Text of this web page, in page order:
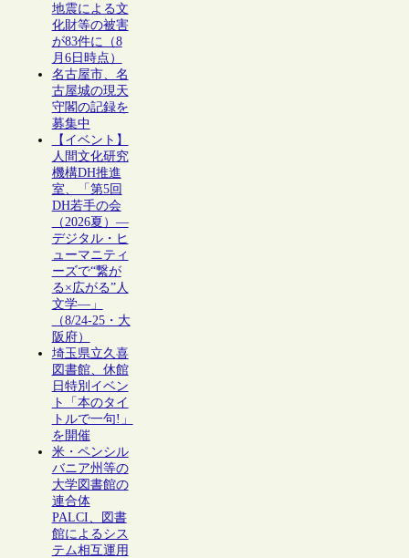
地震による文
化財等の被害
が83件に（8
月6日時点）
名古屋市、名
古屋城の現天
守閣の記録を
募集中
【イベント】
人間文化研究
機構DH推進
室、「第5回
DH若手の会
（2026夏）―
デジタル・ヒ
ューマニティ
ーズで“繋が
る×広がる”人
文学―」
（8/24-25・大
阪府）
埼玉県立久喜
図書館、休館
日特別イベン
ト「本のタイ
トルで一句!」
を開催
米・ペンシル
バニア州等の
大学図書館の
連合体
PALCI、図書
館によるシス
テム相互運用